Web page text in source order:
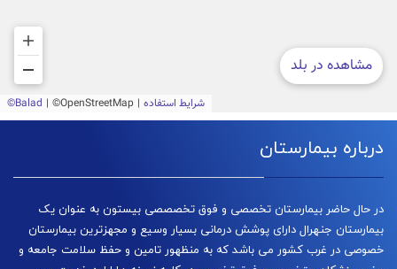
درباره بیمارستان
در حال حاضر بیمارستان تخصصی و فوق تخصصصی بیستون به عنوان یک
بیمارستان جنهرال دارای پوشش درمانی بسیار وسیع و مجهزترین بیمارستان
خصوصی در غرب کشور می باشد که به منظهور تامین و حفظ سلامت جامعه و